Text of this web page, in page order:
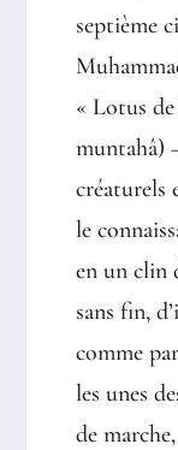
septième
« Lotus
muntahâ)
créaturels
le
en un clin
sans fin,
comme
les unes
de